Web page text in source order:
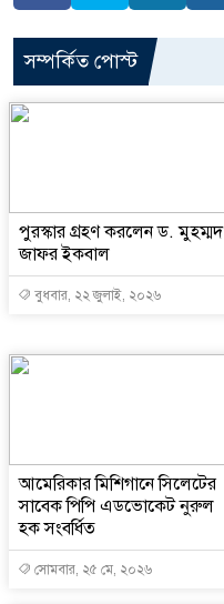
সম্পর্কিত পোস্ট
পুরস্কার গ্রহণ করলেন ড. মুহম্মদ
জাফর ইকবাল
বুধবার, ২২ জুলাই, ২০২৬
আমেরিকার মিশিগানে সিলেটের
সাবেক পিপি এডভোকেট নুরুল
হক সংবর্ধিত
সোমবার, ২৫ মে, ২০২৬